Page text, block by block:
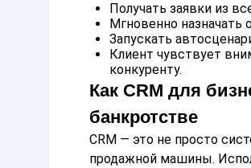
Получать заявки из
Мгновенно назначать
Запускать
Клиент чувствует
конкуренту.
Как CRM для
банкротстве
CRM — это не просто
продажной машины.